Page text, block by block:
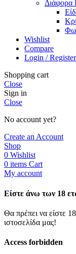
Διάφορα
Wishlist
Compare
Login / Register
Shopping cart
Close
Sign in
Close
No account yet?
Create an Account
Shop
0 Wishlist
0 items Cart
My account
Είστε άνω των 18
Θα πρέπει να είστε
ιστοσελίδα μας!
Access forbidden